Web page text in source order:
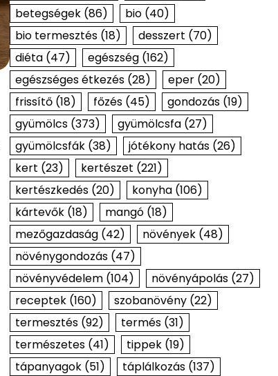
betegségek(86) bio(40)
bio termesztés(18) desszert (70)
diéta(47) egészség(162)
egészséges étkezés(28) eper(20)
frissítő(18) főzés(45) gondozás(19)
gyümölcs(373) gyümölcsfa(27)
gyümölcsfák(38) jótékony hatás(26)
kert (23) kertészet (221)
kertészkedés(20) konyha(106)
kártevők(18) mangó(18)
mezőgazdaság(42) növények(48)
növénygondozás(47)
növényvédelem(104) növényápolás(27)
receptek(160) szobanövény(22)
termesztés(92) termés(31)
természetes(41) tippek(19)
tápanyagok(51) táplálkozás(137)